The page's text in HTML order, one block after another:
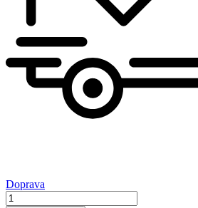
Doprava
množstvo